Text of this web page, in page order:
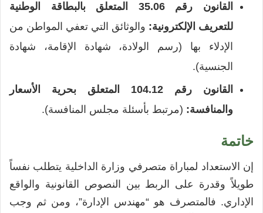
القانون رقم 35.06 المتعلق بالبطاقة الوطنية
للتعريف الإلكترونية: والوثائق التي تعفي المواطن من
الإدلاء بها (رسم الولادة، شهادة الإقامة، شهادة
الجنسية).
القانون رقم 104.12 المتعلق بحرية الأسعار
والمنافسة: (مرتبط بأسئلة مجلس المنافسة).
خاتمة
إن الاستعداد لمباراة متصرفي وزارة الداخلية يتطلب نفساً
طويلاً وقدرة على الربط بين النصوص القانونية والواقع
الإداري. فالمتصرف هو “مهندس الإدارة”، ومن ثم وجب